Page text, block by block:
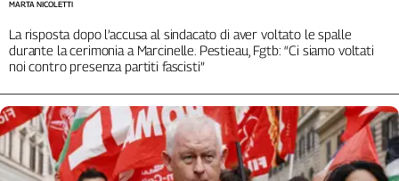
Valle
D'Aosta
Archivio
Storico
1955-
2014
La risposta dopo l’accusa al sindacato di aver voltato le spalle
durante la cerimonia a Marcinelle. Pestieau, Fgtb: “Ci siamo voltati
noi contro presenza partiti fascisti”
MARTA NICOLETTI